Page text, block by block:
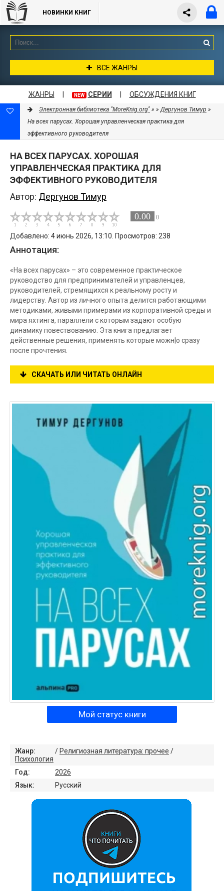
НОВИНКИ КНИГ
ВСЕ ЖАНРЫ
ЖАНРЫ NEW СЕРИИ ОБСУЖДЕНИЯ КНИГ
Электронная библиотека "MoreKnig.org" » »Дергунов Тимур »
На всех парусах. Хорошая управленческая практика для
эффективного руководителя
НА ВСЕХ ПАРУСАХ. ХОРОШАЯ
УПРАВЛЕНЧЕСКАЯ ПРАКТИКА ДЛЯ
ЭФФЕКТИВНОГО РУКОВОДИТЕЛЯ
Автор: Дергунов Тимур
0.00 0
Добавлено: 4 июнь 2026, 13:10. Просмотров: 238
Аннотация:
«На всех парусах» – это современное практическое
руководство для предпринимателей и управленцев,
руководителей, стремящихся к реальному росту и
лидерству. Автор из личного опыта делится работающими
методиками, живыми примерами из корпоративной среды и
мира яхтинга, параллели с которым задают особую
динамику повествованию. Эта книга предлагает
действенные решения, применять которые можн|о сразу
после прочтения.
СКАЧАТЬ ИЛИ ЧИТАТЬ ОНЛАЙН
Мой статус книги
Жанр: / Религиозная литература: прочее /
Психология
Год:
2026
Язык:
Русский